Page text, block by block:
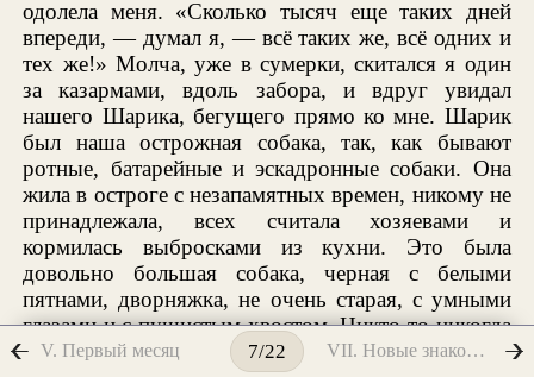
одолела меня. «Сколько тысяч еще таких дней
впереди, — думал я, — всё таких же, всё одних и
тех же!» Молча, уже в сумерки, скитался я один
за казармами, вдоль забора, и вдруг увидал
нашего Шарика, бегущего прямо ко мне. Шарик
был наша острожная собака, так, как бывают
ротные, батарейные и эскадронные собаки. Она
жила в остроге с незапамятных времен, никому не
принадлежала, всех считала хозяевами и
кормилась выбросками из кухни. Это была
довольно большая собака, черная с белыми
пятнами, дворняжка, не очень старая, с умными
глазами и с пушистым хвостом. Никто-то никогда
не ласкал ее, никто-то не обращал на нее никакого
V. Первый месяц 7/22 VII. Новые знакомства. Петров